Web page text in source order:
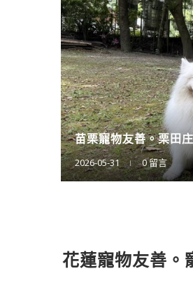
廚房神隊友登場。
2025-11-11 0 留言
花蓮寵物友善。